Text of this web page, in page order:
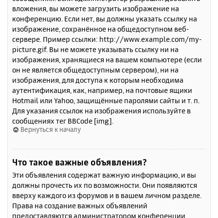
вложения, вы можете загрузить изображение на
конференцию. Если нет, вы должны указать ссылку на
изображение, сохранённое на общедоступном веб-
сервере. Пример ссылки: http://www.example.com/my-
picture.gif. Вы не можете указывать ссылку ни на
изображения, хранящиеся на вашем компьютере (если
он не является общедоступным сервером), ни на
изображения, для доступа к которым необходима
аутентификация, как, например, на почтовые ящики
Hotmail или Yahoo, защищённые паролями сайты и т. п.
Для указания ссылок на изображения используйте в
сообщениях тег BBCode [img].
Вернуться к началу
Что такое важные объявления?
Эти объявления содержат важную информацию, и вы
должны прочесть их по возможности. Они появляются
вверху каждого из форумов и в вашем личном разделе.
Права на создание важных объявлений
предоставляются администратором конференции.